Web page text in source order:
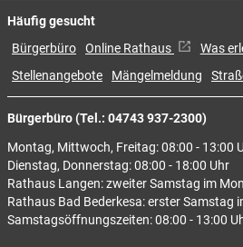
Bürgerbüro (Tel.: 04743 937-2300)
Montag, Mittwoch, Freitag: 08:00 - 13:00
Dienstag, Donnerstag: 08:00 - 18:00 Uhr
Rathaus Langen: zweiter Samstag im
Rathaus Bad Bederkesa: erster Samstag
Samstagsöffnungszeiten: 08:00 - 13:00
Häufig gesucht
Bürgerbüro Online Rathaus
Was
Stellenangebote
Mängelmeldung